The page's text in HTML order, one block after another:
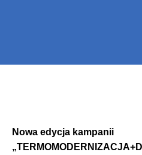
Nowa edycja kampanii